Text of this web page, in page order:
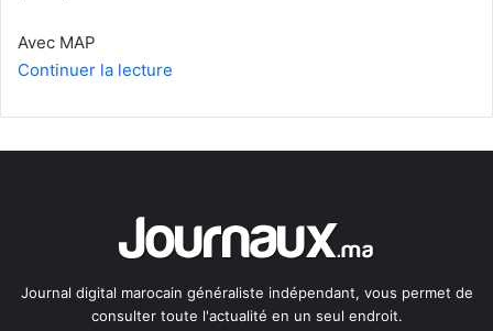
Avec MAP
Continuer la lecture
Journal digital marocain généraliste indépendant, vous permet de
consulter toute l'actualité en un seul endroit.